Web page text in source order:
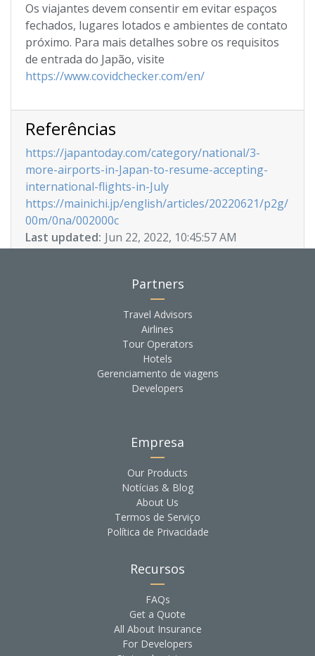
Os viajantes devem consentir em evitar espaços
fechados, lugares lotados e ambientes de contato
próximo. Para mais detalhes sobre os requisitos
de entrada do Japão, visite
https://www.covidchecker.com/en/
Referências
https://japantoday.com/category/national/3-
more-airports-in-Japan-to-resume-accepting-
international-flights-in-July
https://mainichi.jp/english/articles/20220621/p2g/
00m/0na/002000c
Last updated: Jun 22, 2022, 10:45:57 AM
Partners
Travel Advisors
Airlines
Tour Operators
Hotels
Gerenciamento de viagens
Developers
Empresa
Our Products
Notícias & Blog
About Us
Termos de Serviço
Política de Privacidade
Recursos
FAQs
Get a Quote
All About Insurance
For Developers